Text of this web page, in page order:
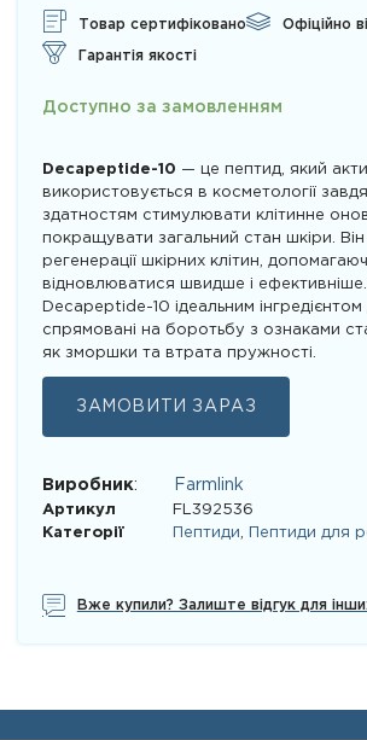
Товар сертифіковано Офіційно
Гарантія якості
Доступно за замовленням
Decapeptide-10 — це пептид, який
використовується в косметології
здатностям стимулювати клітинне
покращувати загальний стан шкіри.
регенерації шкірних клітин,
відновлюватися швидше і
Decapeptide-10 ідеальним
спрямовані на боротьбу з ознаками
як зморшки та втрата пружності.
ЗАМОВИТИ ЗАРАЗ
Виробник: Farmlink
Артикул
FL392536
Категорії
Пептиди Пептиди для
Вже купили? Залиште відгук для